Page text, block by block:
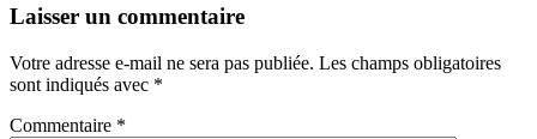
Navigation
articles
←
→
Laisser un commentaire
Votre adresse e-mail ne sera pas publiée. Les champs obligatoires
sont indiqués avec *
Commentaire *